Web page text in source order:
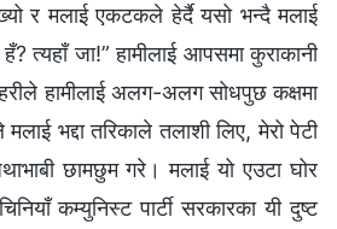
र मलाई एकटकले हेर्दै यसो भन्दै मलाई
त्यहाँ जा!” हामीलाई आपसमा कुराकानी
हामीलाई अलग-अलग सोधपुछ कक्षमा
भद्दा तरिकाले तलाशी लिए, मेरो पेटी
छामछुम गरे। मलाई यो एउटा घोर
कम्युनिस्ट पार्टी सरकारका यी दुष्ट